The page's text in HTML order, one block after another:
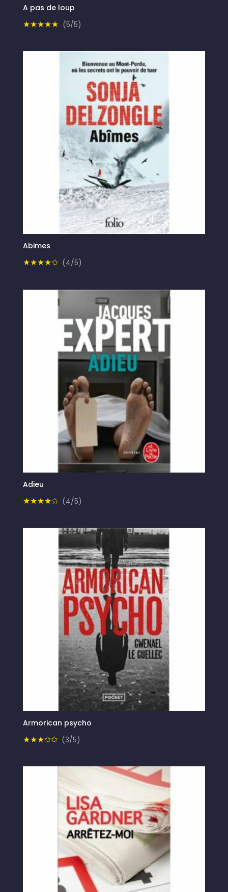
A pas de loup
★★★★★ (5/5)
Abimes
★★★★✩ (4/5)
Adieu
★★★★✩ (4/5)
Armorican psycho
★★★✩✩ (3/5)